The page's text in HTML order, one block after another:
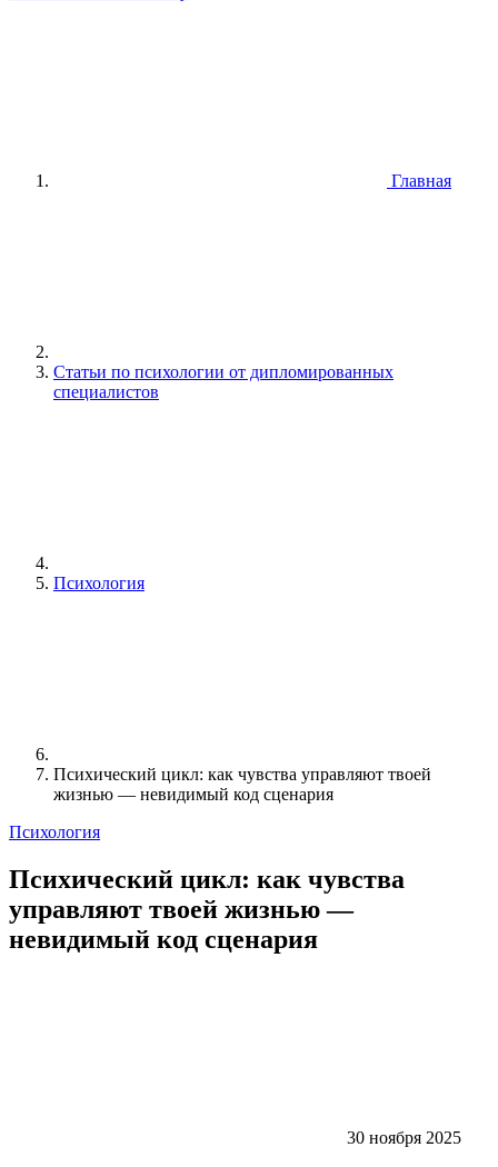
Главная
Статьи по психологии от дипломированных
специалистов
Психология
Психический цикл: как чувства управляют твоей
жизнью — невидимый код сценария
Психология
Психический цикл: как чувства
управляют твоей жизнью —
невидимый код сценария
30 ноября 2025